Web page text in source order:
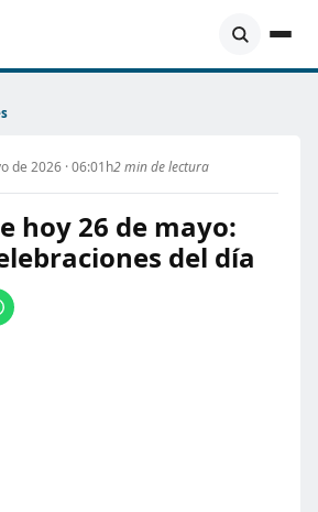
de 2026 · 06:01h2 min de lectura
hoy 26 de mayo:
del día